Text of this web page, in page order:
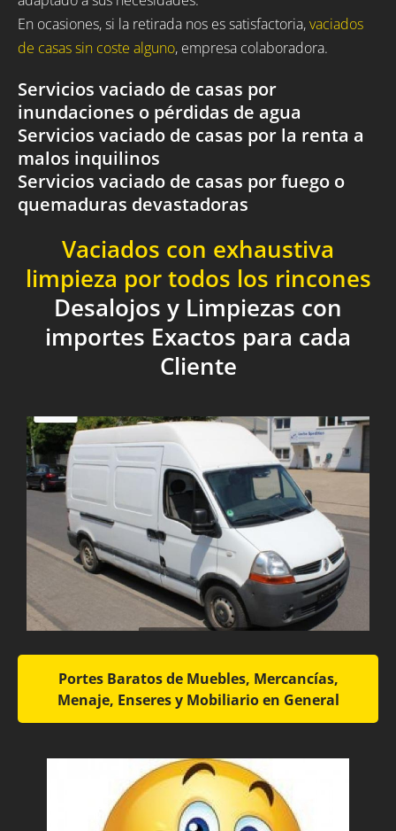
En ocasiones, si la retirada nos es satisfactoria,vaciados
de casas sin coste alguno, empresa colaboradora.
Servicios vaciado de casas por
inundaciones o pérdidas de agua
Servicios vaciado de casas por la renta a
malos inquilinos
Servicios vaciado de casas por fuego o
quemaduras devastadoras
Vaciados con exhaustiva
limpieza por todos los rincones
Desalojos y Limpiezas con
importes Exactos para cada
Cliente
Portes Baratos de Muebles, Mercancías,
Menaje, Enseres y Mobiliario en General